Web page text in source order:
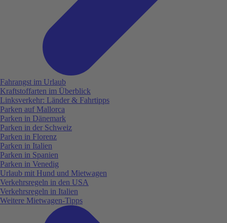
Fahrangst im Urlaub
Kraftstoffarten im Überblick
Linksverkehr: Länder & Fahrtipps
Parken auf Mallorca
Parken in Dänemark
Parken in der Schweiz
Parken in Florenz
Parken in Italien
Parken in Spanien
Parken in Venedig
Urlaub mit Hund und Mietwagen
Verkehrsregeln in den USA
Verkehrsregeln in Italien
Weitere Mietwagen-Tipps